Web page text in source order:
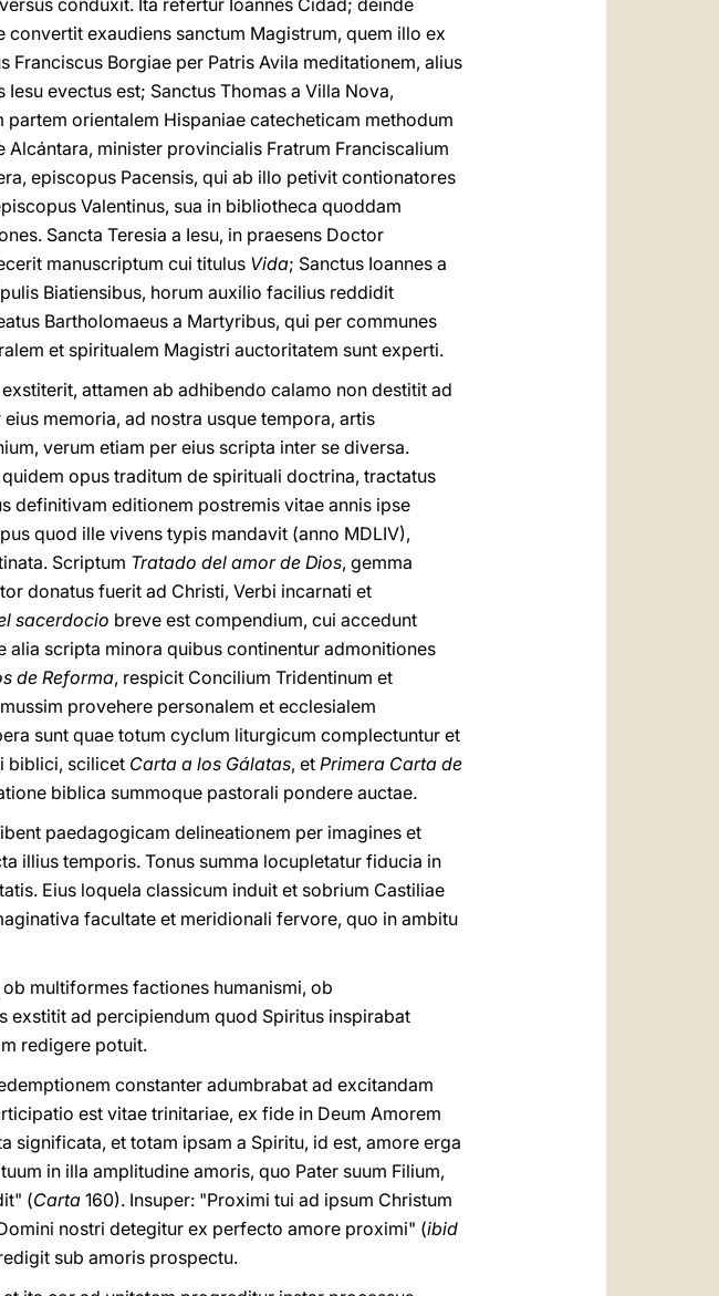
conduxit. Ita refertur Ioannes Cidad; deinde
exaudiens sanctum Magistrum, quem illo ex
Borgiae per Patris Avila meditationem, alius
evectus est; Sanctus Thomas a Villa Nova,
orientalem Hispaniae catecheticam methodum
minister provincialis Fratrum Franciscalium
episcopus Pacensis, qui ab illo petivit contionatores
Valentinus, sua in bibliotheca quoddam
Sancta Teresia a Iesu, in praesens Doctor
manuscriptum cui titulus Vida; Sanctus Ioannes a
Biatiensibus, horum auxilio facilius reddidit
Bartholomaeus a Martyribus, qui per communes
et spiritualem Magistri auctoritatem sunt experti.
attamen ab adhibendo calamo non destitit ad
memoria, ad nostra usque tempora, artis
verum etiam per eius scripta inter se diversa.
opus traditum de spirituali doctrina, tractatus
definitivam editionem postremis vitae annis ipse
quod ille vivens typis mandavit (anno MDLIV),
Scriptum Tratado del amor de Dios, gemma
donatus fuerit ad Christi, Verbi incarnati et
sacerdocio breve est compendium, cui accedunt
alia scripta minora quibus continentur admonitiones
de Reforma, respicit Concilium Tridentinum et
provehere personalem et ecclesialem
sunt quae totum cyclum liturgicum complectuntur et
biblici, scilicet Carta a los Gálatas, et Primera Carta de
biblica summoque pastorali pondere auctae.
paedagogicam delineationem per imagines et
illius temporis. Tonus summa locupletatur fiducia in
Eius loquela classicum induit et sobrium Castiliae
facultate et meridionali fervore, quo in ambitu
multiformes factiones humanismi, ob
ad percipiendum quod Spiritus inspirabat
redigere potuit.
constanter adumbrabat ad excitandam
est vitae trinitariae, ex fide in Deum Amorem
et totam ipsam a Spiritu, id est, amore erga
in illa amplitudine amoris, quo Pater suum Filium,
(Carta 160). Insuper: "Proximi tui ad ipsum Christum
nostri detegitur ex perfecto amore proximi" (ibid
sub amoris prospectu.